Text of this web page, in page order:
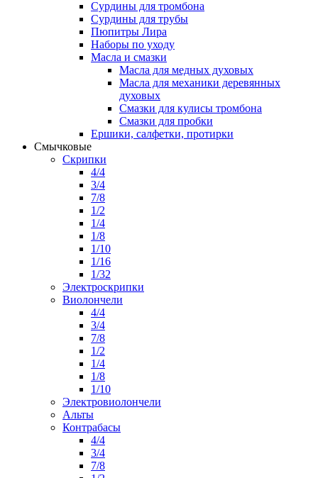
Сурдины для тромбона
Сурдины для трубы
Пюпитры Лира
Наборы по уходу
Масла и смазки
Масла для медных духовых
Масла для механики деревянных
духовых
Смазки для кулисы тромбона
Смазки для пробки
Ершики, салфетки, протирки
Смычковые
Скрипки
4/4
3/4
7/8
1/2
1/4
1/8
1/10
1/16
1/32
Электроскрипки
Виолончели
4/4
3/4
7/8
1/2
1/4
1/8
1/10
Электровиолончели
Альты
Контрабасы
4/4
3/4
7/8